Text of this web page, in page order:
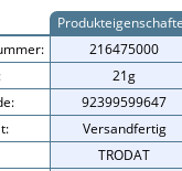
216475000
21g
92399599647
Versandfertig
TRODAT